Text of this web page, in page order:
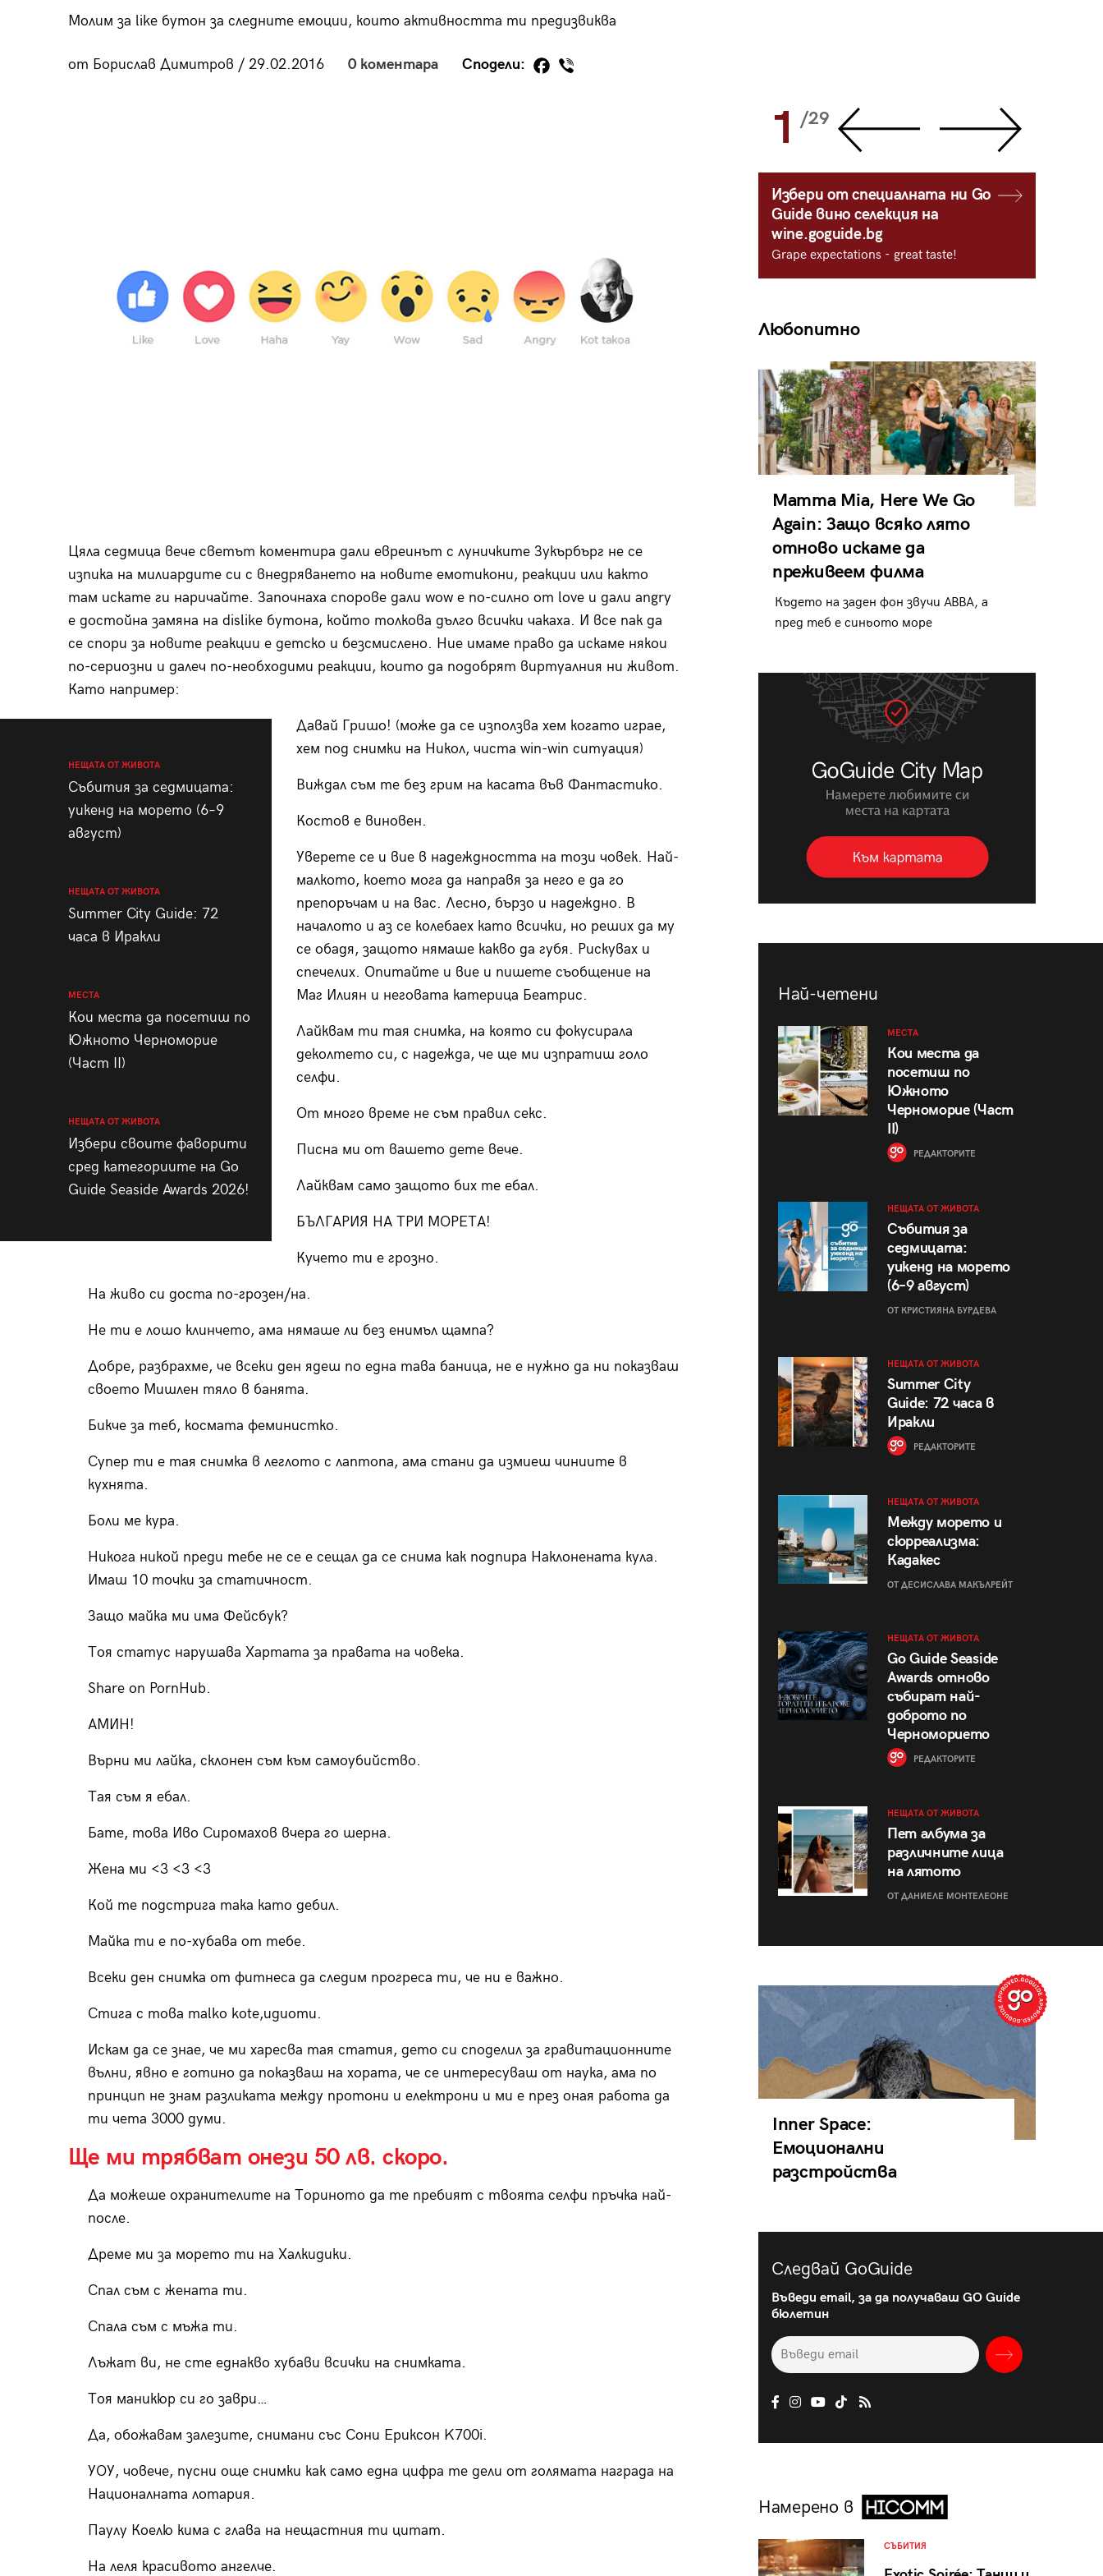
Молим за like бутон за следните емоции, които активността ти предизвиква
от Борислав Димитров / 29.02.2016 0 коментара Сподели:
Цяла седмица вече светът коментира дали евреинът с луничките Зукърбърг не се
изпика на милиардите си с внедряването на новите емотикони, реакции или както
там искате ги наричайте. Започнаха спорове дали wow е по-силно от love и дали angry
е достойна замяна на dislike бутона, който толкова дълго всички чакаха. И все пак да
се спори за новите реакции е детско и безсмислено. Ние имаме право да искаме някои
по-сериозни и далеч по-необходими реакции, които да подобрят виртуалния ни живот.
Като например:
НЕЩАТА ОТ ЖИВОТА
Събития за седмицата:
уикенд на морето (6–9
август)
НЕЩАТА ОТ ЖИВОТА
Summer City Guide: 72
часа в Иракли
МЕСТА
Кои места да посетиш по
Южното Черноморие
(Част II)
НЕЩАТА ОТ ЖИВОТА
Избери своите фаворити
сред категориите на Go
Guide Seaside Awards 2026!
Давай Гришо! (може да се използва хем когато играе,
хем под снимки на Никол, чиста win-win ситуация)
Виждал съм те без грим на касата във Фантастико.
Костов е виновен.
Уверете се и вие в надеждността на този човек. Най-
малкото, което мога да направя за него е да го
препоръчам и на вас. Лесно, бързо и надеждно. В
началото и аз се колебаех като всички, но реших да му
се обадя, защото нямаше какво да губя. Рискувах и
спечелих. Опитайте и вие и пишете съобщение на
Маг Илиян и неговата катерица Беатрис.
Лайквам ти тая снимка, на която си фокусирала
деколтето си, с надежда, че ще ми изпратиш голо
селфи.
От много време не съм правил секс.
Писна ми от вашето дете вече.
Лайквам само защото бих те ебал.
БЪЛГАРИЯ НА ТРИ МОРЕТА!
Кучето ти е грозно.
На живо си доста по-грозен/на.
Не ти е лошо клинчето, ама нямаше ли без енимъл щампа?
Добре, разбрахме, че всеки ден ядеш по една тава баница, не е нужно да ни показваш
своето Мишлен тяло в банята.
Бикче за теб, космата феминистко.
Супер ти е тая снимка в леглото с лаптопа, ама стани да измиеш чиниите в
кухнята.
Боли ме кура.
Никога никой преди тебе не се е сещал да се снима как подпира Наклонената кула.
Имаш 10 точки за статичност.
Защо майка ми има Фейсбук?
Тоя статус нарушава Хартата за правата на човека.
Share on PornHub.
АМИН!
Върни ми лайка, склонен съм към самоубийство.
Тая съм я ебал.
Бате, това Иво Сиромахов вчера го шерна.
Жена ми <3 <3 <3
Кой те подстрига така като дебил.
Майка ти е по-хубава от тебе.
Всеки ден снимка от фитнеса да следим прогреса ти, че ни е важно.
Стига с това malko kote,идиоти.
Искам да се знае, че ми харесва тая статия, дето си споделил за гравитационните
вълни, явно е готино да показваш на хората, че се интересуваш от наука, ама по
принцип не знам разликата между протони и електрони и ми е през оная работа да
ти чета 3000 думи.
Ще ми трябват онези 50 лв. скоро.
Да можеше охранителите на Ториното да те пребият с твоята селфи пръчка най-
после.
Дреме ми за морето ти на Халкидики.
Спал съм с жената ти.
Спала съм с мъжа ти.
Лъжат ви, не сте еднакво хубави всички на снимката.
Тоя маникюр си го заври…
Да, обожавам залезите, снимани със Сони Ериксон K700i.
УОУ, човече, пусни още снимки как само една цифра те дели от голямата награда на
Националната лотария.
Паулу Коелю кима с глава на нещастния ти цитат.
На леля красивото ангелче.
1 /29
Избери от специалната ни Go
Guide вино селекция на
wine.goguide.bg
Grape expectations - great taste!
Любопитно
Mamma Mia, Here We Go
Again: Защо всяко лято
отново искаме да
преживеем филма
Където на заден фон звучи ABBA, а
пред теб е синьото море
Най-четени
МЕСТА
Кои места да
посетиш по
Южното
Черноморие (Част
II)
РЕДАКТОРИТЕ
НЕЩАТА ОТ ЖИВОТА
Събития за
седмицата:
уикенд на морето
(6–9 август)
ОТ КРИСТИЯНА БУРДЕВА
НЕЩАТА ОТ ЖИВОТА
Summer City
Guide: 72 часа в
Иракли
РЕДАКТОРИТЕ
НЕЩАТА ОТ ЖИВОТА
Между морето и
сюрреализма:
Кадакес
ОТ ДЕСИСЛАВА МАКЪЛРЕЙТ
НЕЩАТА ОТ ЖИВОТА
Go Guide Seaside
Awards отново
събират най-
доброто по
Черноморието
РЕДАКТОРИТЕ
НЕЩАТА ОТ ЖИВОТА
Пет албума за
различните лица
на лятото
ОТ ДАНИЕЛЕ МОНТЕЛЕОНЕ
Inner Space:
Емоционални
разстройства
Следвай GoGuide
Въведи email, за да получаваш GO Guide
бюлетин
Намерено в
СЪБИТИЯ